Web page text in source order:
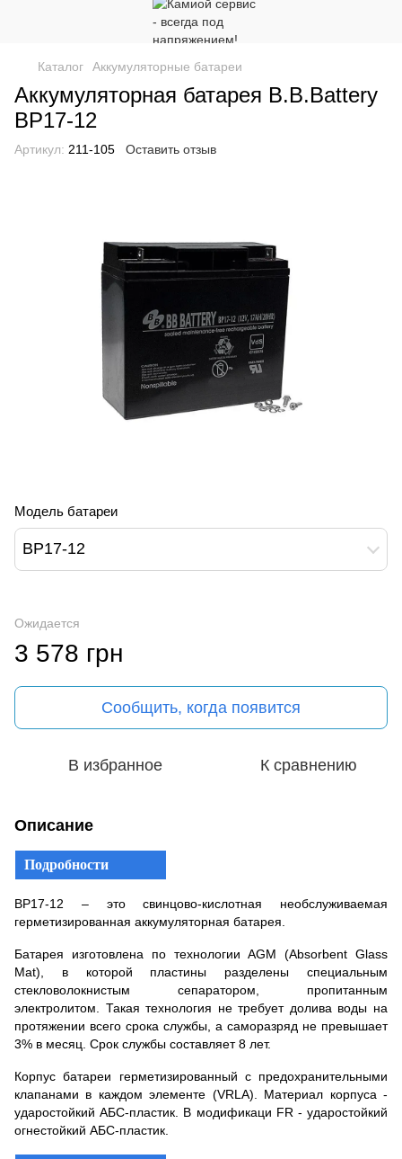
Каталог Аккумуляторные батареи
Аккумуляторная батарея B.B.Battery
BP17-12
Артикул: 211-105 Оставить отзыв
Модель батареи
BP17-12
Ожидается
3 578 грн
Сообщить, когда появится
В избранное К сравнению
Описание
Подробности
BP17-12 – это свинцово-кислотная необслуживаемая
герметизированная аккумуляторная батарея.
Батарея изготовлена по технологии AGM (Absorbent Glass
Mat), в которой пластины разделены специальным
стекловолокнистым сепаратором, пропитанным
электролитом. Такая технология не требует долива воды на
протяжении всего срока службы, а саморазряд не превышает
3% в месяц. Срок службы составляет 8 лет.
Корпус батареи герметизированный с предохранительными
клапанами в каждом элементе (VRLA). Материал корпуса -
ударостойкий АБС-пластик. В модификаци FR - ударостойкий
огнестойкий АБС-пластик.